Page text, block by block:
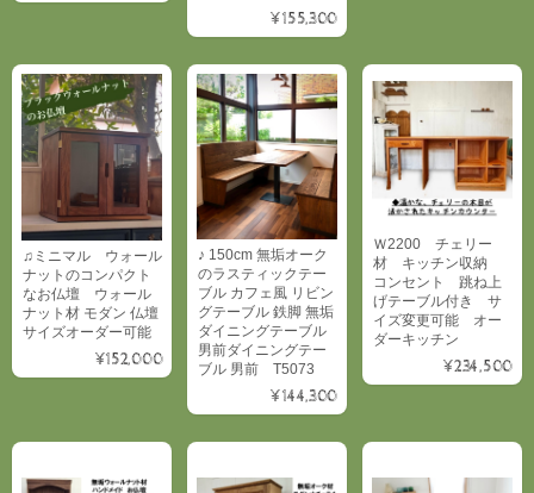
¥155,300
♫ミニマル ウォール
ナットのコンパクト
なお仏壇 ウォール
ナット材 モダン 仏壇
サイズオーダー可能
¥152,000
♪ 150cm 無垢オーク
のラスティックテー
ブル カフェ風 リビン
グテーブル 鉄脚 無垢
ダイニングテーブル
男前ダイニングテー
ブル 男前 T5073
¥144,300
Ｗ2200 チェリー
材 キッチン収納
コンセント 跳ね上
げテーブル付き サ
イズ変更可能 オー
ダーキッチン
¥234,500